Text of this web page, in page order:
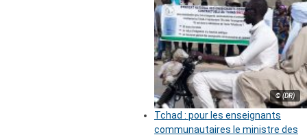
© (DR)
Tchad : pour les enseignants
communautaires le ministre des